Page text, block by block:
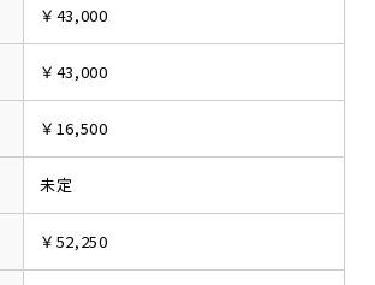
￥43,000
￥43,000
￥16,500
未定
￥52,250